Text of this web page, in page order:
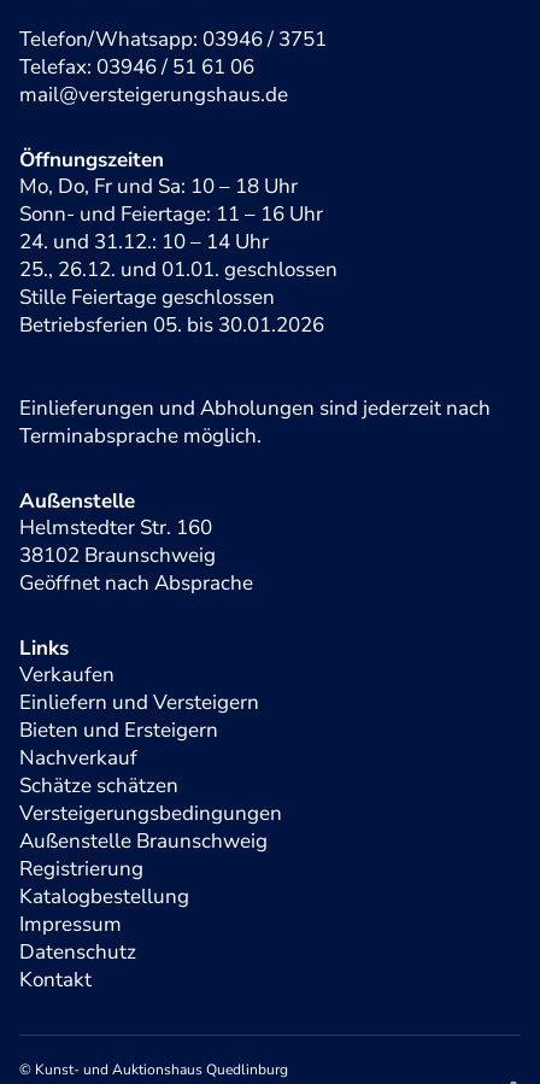
Telefon/Whatsapp: 03946 / 3751
Telefax: 03946 / 51 61 06
mail@versteigerungshaus.de
Öffnungszeiten
Mo, Do, Fr und Sa: 10 – 18 Uhr
Sonn- und Feiertage: 11 – 16 Uhr
24. und 31.12.: 10 – 14 Uhr
25., 26.12. und 01.01. geschlossen
Stille Feiertage geschlossen
Betriebsferien 05. bis 30.01.2026
Einlieferungen und Abholungen sind jederzeit nach
Terminabsprache möglich.
Außenstelle
Helmstedter Str. 160
38102 Braunschweig
Geöffnet nach Absprache
Links
Verkaufen
Einliefern und Versteigern
Bieten und Ersteigern
Nachverkauf
Schätze schätzen
Versteigerungsbedingungen
Außenstelle Braunschweig
Registrierung
Katalogbestellung
Impressum
Datenschutz
Kontakt
© Kunst- und Auktionshaus Quedlinburg